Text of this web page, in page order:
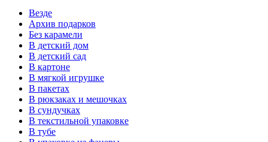
Везде
Архив подарков
Без карамели
В детский дом
В детский сад
В картоне
В мягкой игрушке
В пакетах
В рюкзаках и мешочках
В сундучках
В текстильной упаковке
В тубе